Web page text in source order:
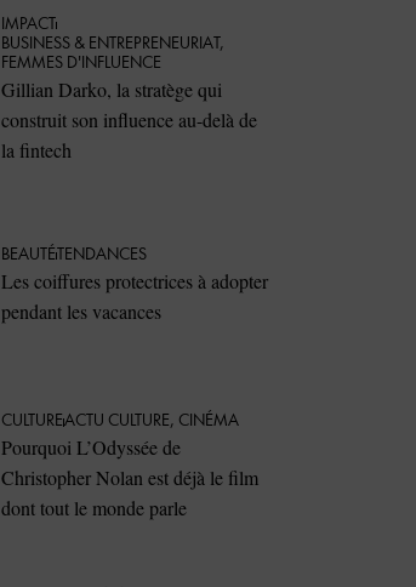
IMPACT
⁠BUSINESS & ENTREPRENEURIAT ,
FEMMES D'INFLUENCE
Gillian Darko, la stratège qui
construit son influence au-delà de
la fintech
BEAUTÉTENDANCES
Les coiffures protectrices à adopter
pendant les vacances
CULTUREACTU CULTURE, CINÉMA
Pourquoi L’Odyssée de
Christopher Nolan est déjà le film
dont tout le monde parle